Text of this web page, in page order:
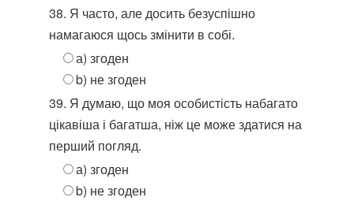
38. Я часто, але досить безуспішно
намагаюся щось змінити в собі.
а) згоден
b) не згоден
39. Я думаю, що моя особистість набагато
цікавіша і багатша, ніж це може здатися на
перший погляд.
а) згоден
b) не згоден